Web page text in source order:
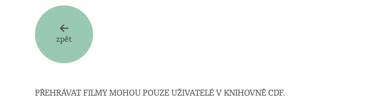
zpět
PŘEHRÁVAT FILMY MOHOU POUZE UŽIVATELÉ V KNIHOVNĚ CDF.